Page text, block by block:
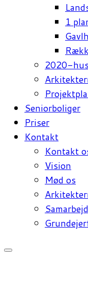
1
2020-
Seniorboliger
Priser
Kontakt
Kontakt
Vision
Mød os